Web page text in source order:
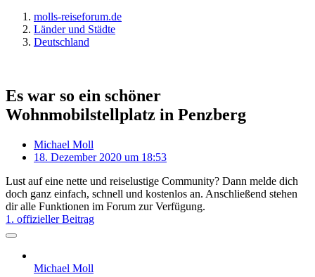
molls-reiseforum.de
Länder und Städte
Deutschland
Es war so ein schöner
Wohnmobilstellplatz in Penzberg
Michael Moll
18. Dezember 2020 um 18:53
Lust auf eine nette und reiselustige Community? Dann melde dich
doch ganz einfach, schnell und kostenlos an. Anschließend stehen
dir alle Funktionen im Forum zur Verfügung.
1. offizieller Beitrag
Michael Moll